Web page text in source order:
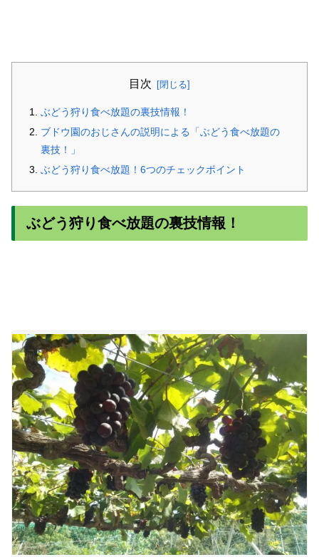
目次
ぶどう狩り食べ放題の裏技情報！
ブドウ園のおじさんの説明による「ぶどう食べ放題の
裏技！」
ぶどう狩り食べ放題！6つのチェックポイント
ぶどう狩り食べ放題の裏技情報！